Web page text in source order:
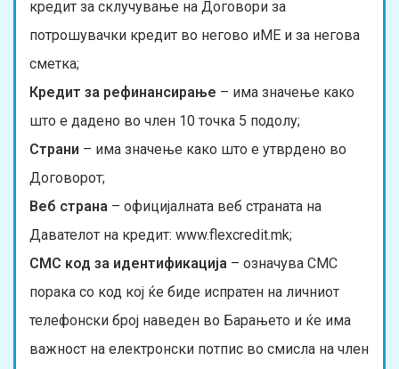
кредит за склучување на Договори за
потрошувачки кредит во негово иМЕ и за негова
сметка;
Кредит за рефинансирање – има значење како
што е дадено во член 10 точка 5 подолу;
Страни – има значење како што е утврдено во
Договорот;
Веб страна – официјалната веб страната на
Давателот на кредит: www.flexcredit.mk;
СМС код за идентификација – означува СМС
порака со код кој ќе биде испратен на личниот
телефонски број наведен во Барањето и ќе има
важност на електронски потпис во смисла на член